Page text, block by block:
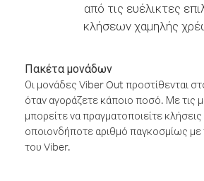
από τις ευέλικτες
κλήσεων χαμηλής
Πακέτα μονάδων
Οι μονάδες Viber Out προστίθενται
όταν αγοράζετε κάποιο ποσό. Με τις
μπορείτε να πραγματοποιείτε
οποιονδήποτε αριθμό παγκοσμίως με
του Viber.